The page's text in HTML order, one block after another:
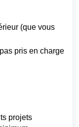
(que vous
pris en charge
projets